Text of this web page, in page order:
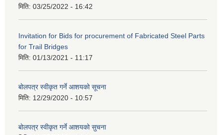
मिति: 03/25/2022 - 16:42
Invitation for Bids for procurement of Fabricated Steel Parts
for Trail Bridges
मिति: 01/13/2021 - 11:17
बोलपत्र स्वीकृत गर्ने आशयको सूचना
मिति: 12/29/2020 - 10:57
बोलपत्र स्वीकृत गर्ने आशयको सुचना